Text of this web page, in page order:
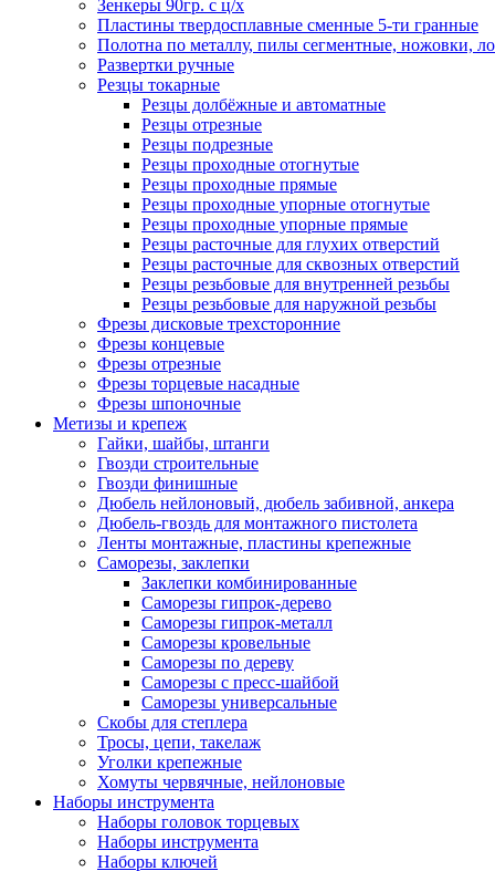
Зенкеры 90гр. с ц/х
Пластины твердосплавные сменные 5-ти гранные
Полотна по металлу, пилы сегментные, ножовки,
Развертки ручные
Резцы токарные
Резцы долбёжные и автоматные
Резцы отрезные
Резцы подрезные
Резцы проходные отогнутые
Резцы проходные прямые
Резцы проходные упорные отогнутые
Резцы проходные упорные прямые
Резцы расточные для глухих отверстий
Резцы расточные для сквозных отверстий
Резцы резьбовые для внутренней резьбы
Резцы резьбовые для наружной резьбы
Фрезы дисковые трехсторонние
Фрезы концевые
Фрезы отрезные
Фрезы торцевые насадные
Фрезы шпоночные
Метизы и крепеж
Гайки, шайбы, штанги
Гвозди строительные
Гвозди финишные
Дюбель нейлоновый, дюбель забивной, анкера
Дюбель-гвоздь для монтажного пистолета
Ленты монтажные, пластины крепежные
Саморезы, заклепки
Заклепки комбинированные
Саморезы гипрок-дерево
Саморезы гипрок-металл
Саморезы кровельные
Саморезы по дереву
Саморезы с пресс-шайбой
Саморезы универсальные
Скобы для степлера
Тросы, цепи, такелаж
Уголки крепежные
Хомуты червячные, нейлоновые
Наборы инструмента
Наборы головок торцевых
Наборы инструмента
Наборы ключей